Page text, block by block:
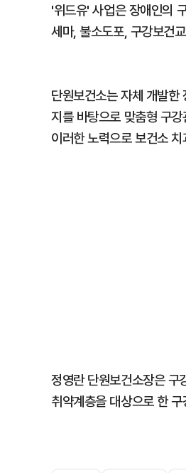
'위드유' 사업은 장애인의
세마, 불소도포, 구강보건
단원보건소는 자체 개발
지를 바탕으로 맞춤형 구
이러한 노력으로 보건소
정영란 단원보건소장은 구
취약계층을 대상으로 한